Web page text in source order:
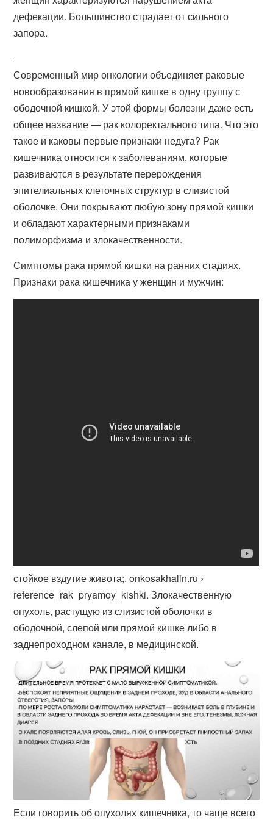
дефекации. Большинство страдает от сильного
запора.
Современный мир онкологии объединяет раковые
новообразования в прямой кишке в одну группу с
ободочной кишкой. У этой формы болезни даже есть
общее название — рак колоректального типа. Что это
такое и каковы первые признаки недуга? Рак
кишечника относится к заболеваниям, которые
развиваются в результате перерождения
эпителиальных клеточных структур в слизистой
оболочке. Они покрывают любую зону прямой кишки
и обладают характерными признаками
полиморфизма и злокачественности.
Симптомы рака прямой кишки на ранних стадиях.
Признаки рака кишечника у женщин и мужчин:
стойкое вздутие живота;. onkosakhalin.ru ›
reference_rak_pryamoy_kishki. Злокачественную
опухоль, растущую из слизистой оболочки в
ободочной, слепой или прямой кишке либо в
заднепроходном канале, в медицинской.
Если говорить об опухолях кишечника, то чаще всего